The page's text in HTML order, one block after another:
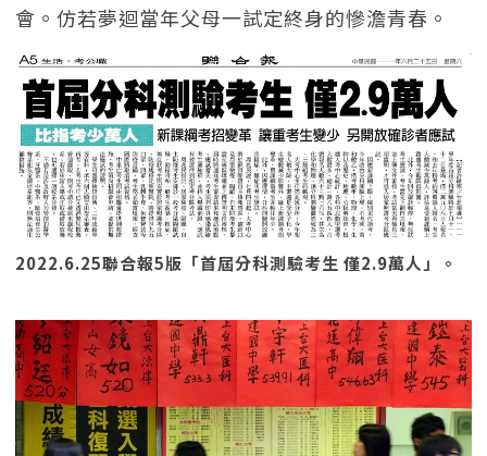
會。仿若夢迴當年父母一試定終身的慘澹青春。
2022.6.25聯合報5版「首屆分科測驗考生 僅2.9萬人」。